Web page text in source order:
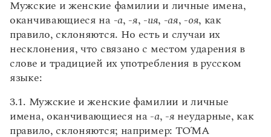
Словари русского языка как государственного
Справочники
Правила русской орфографии и пунктуации
для школьников
Письмовник
Справочник по пунктуации
Управление в русском языке
Словарь русских имён
Словарь методических терминов
Правила русской орфографии и пунктуации
(1956)
Предисловие
История и содержание Словаря
Структура Словаря
Подача материала
Система помет и пояснений
Специальные термины, встречающиеся в
Ударение и произношение
Ударение в географических названиях
Ударение в названиях улиц, переулков, проездов,
Мужские и женские фамилии и личные имена,
оканчивающиеся на -а, -я, -ия, -ая, -оя, как
правило, склоняются. Но есть и случаи их
несклонения, что связано с местом ударения в
слове и традицией их употребления в русском
языке:
3.1. Мужские и женские фамилии и личные
имена, оканчивающиеся на -а, -я неударные, как
правило, склоняются; например: ТО́МА